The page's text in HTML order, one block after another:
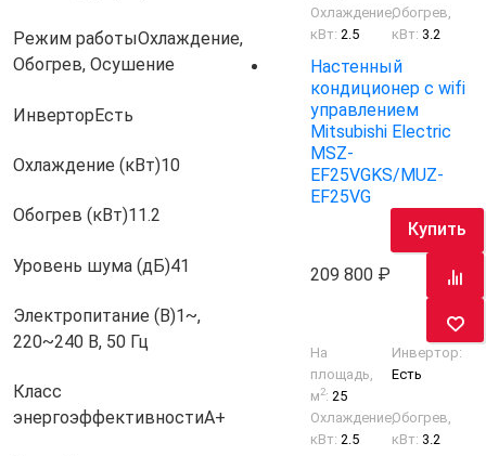
Режим работыОхлаждение,
Обогрев, Осушение
ИнверторЕсть
Охлаждение (кВт)10
Обогрев (кВт)11.2
Уровень шума (дБ)41
Электропитание (В)1~,
220~240 В, 50 Гц
Класс
энергоэффективностиA+
Охлаждение,
кВт: 2.5
Обогрев,
кВт: 3.2
Настенный
кондиционер с wifi
управлением
Mitsubishi Electric
MSZ-
EF25VGKS/MUZ-
EF25VG
209 800
Купить
На
площадь,
м2:25
Инвертор:
Есть
Охлаждение,
кВт:2.5
Обогрев,
кВт: 3.2